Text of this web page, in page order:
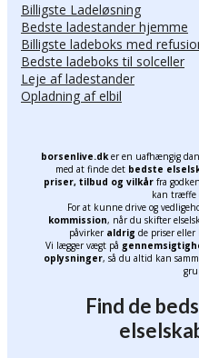
Billigste Ladeløsning
Bedste ladestander hjemme
Billigste ladeboks med
Bedste ladeboks til solceller
Leje af ladestander
Opladning af elbil
borsenlive.dker en uafhængig
med at finde det bedste
priser, tilbud og vilkårfra
kan træffe
For at kunne drive og
kommission, når du skifter
påvirker aldrig de priser eller
Vi lægger vægt på
oplysninger, så du altid kan
Find de